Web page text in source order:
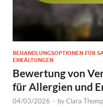
BEHANDLUNGSOPTIONEN FÜR
ERKÄLTUNGEN
Bewertung von
für Allergien und
04/03/2026 - byClara